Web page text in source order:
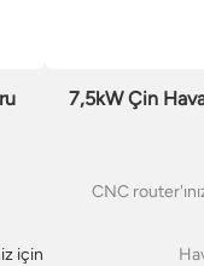
için
7,5kW Çin
CNC